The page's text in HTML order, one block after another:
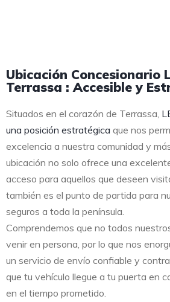
Ubicación Concesionario
Terrassa : Accesible y
Situados en el corazón de Terrassa,
una posición estratégica que nos
excelencia a nuestra comunidad y
ubicación no solo ofrece una
acceso para aquellos que deseen
también es el punto de partida para
seguros a toda la península.
Comprendemos que no todos
venir en persona, por lo que nos
un servicio de envío confiable y
que tu vehículo llegue a tu puerta en
en el tiempo prometido.